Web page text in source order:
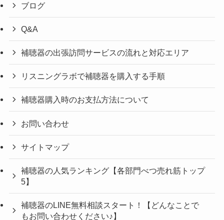
ブログ
Q&A
補聴器の出張訪問サービスの流れと対応エリア
リスニングラボで補聴器を購入する手順
補聴器購入時のお支払方法について
お問い合わせ
サイトマップ
補聴器の人気ランキング【各部門べつ売れ筋トップ
5】
補聴器のLINE無料相談スタート！【どんなことで
もお問い合わせください♪】